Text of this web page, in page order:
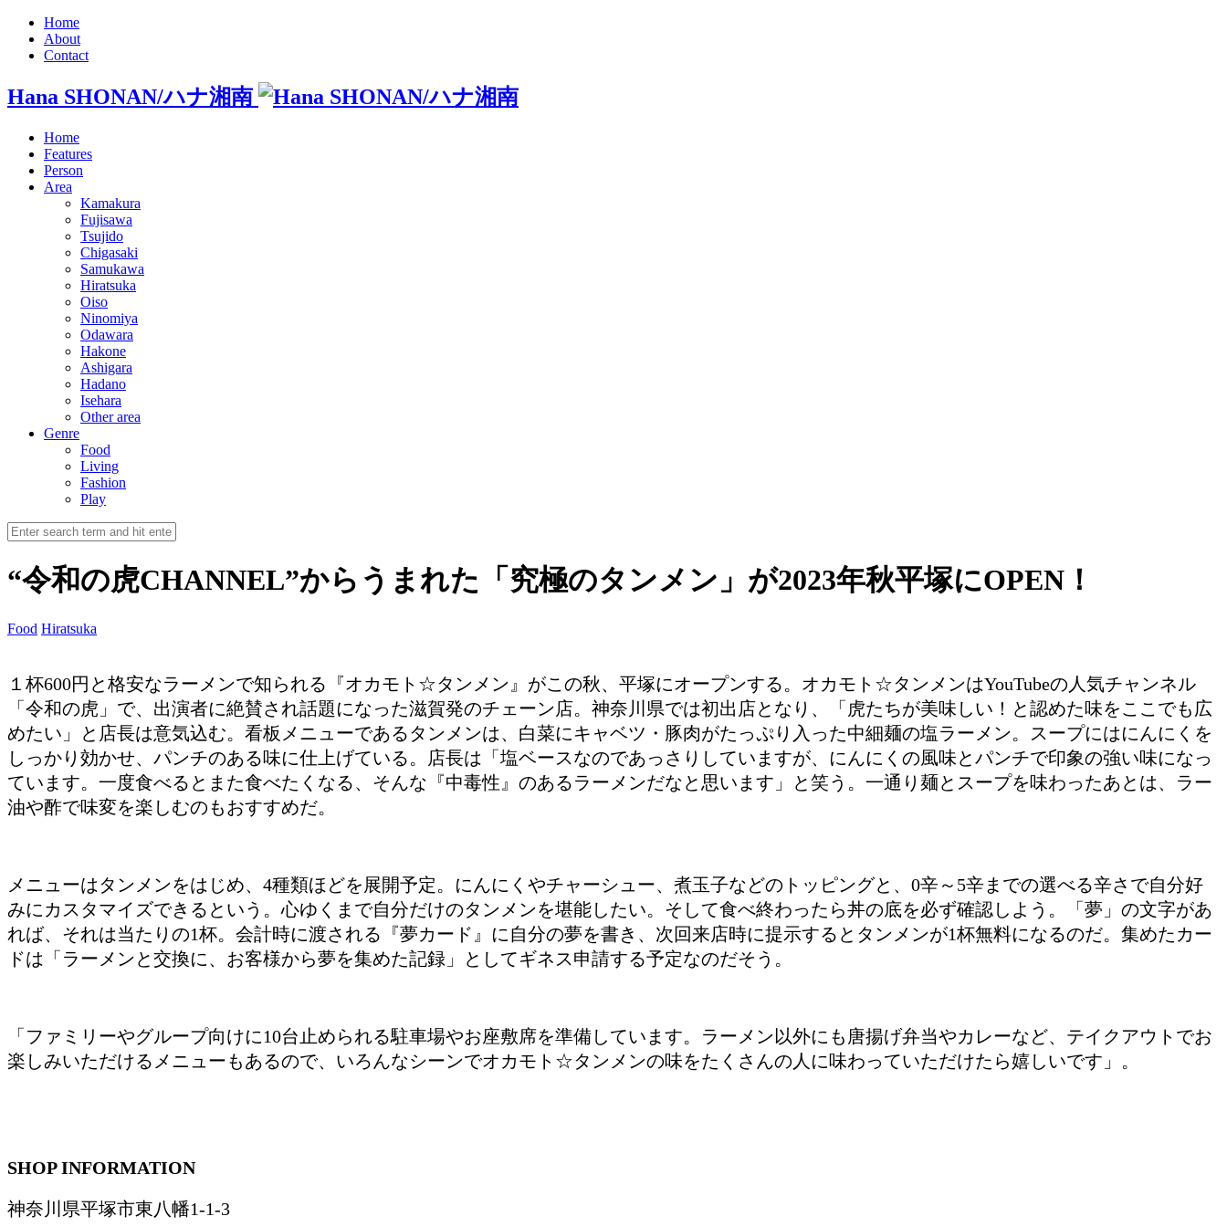
Home
About
Contact
Hana SHONAN/ハナ湘南
Home
Features
Person
Area
Kamakura
Fujisawa
Tsujido
Chigasaki
Samukawa
Hiratsuka
Oiso
Ninomiya
Odawara
Hakone
Ashigara
Hadano
Isehara
Other area
Genre
Food
Living
Fashion
Play
“令和の虎CHANNEL”からうまれた「究極のタンメン」が2023年秋平塚にOPEN！
Food Hiratsuka
１杯600円と格安なラーメンで知られる『オカモト☆タンメン』がこの秋、平塚にオープンする。オカモト☆タンメンはYouTubeの人気チャンネル
「令和の虎」で、出演者に絶賛され話題になった滋賀発のチェーン店。神奈川県では初出店となり、「虎たちが美味しい！と認めた味をここでも広
めたい」と店長は意気込む。看板メニューであるタンメンは、白菜にキャベツ・豚肉がたっぷり入った中細麺の塩ラーメン。スープにはにんにくを
しっかり効かせ、パンチのある味に仕上げている。店長は「塩ベースなのであっさりしていますが、にんにくの風味とパンチで印象の強い味になっ
ています。一度食べるとまた食べたくなる、そんな『中毒性』のあるラーメンだなと思います」と笑う。一通り麺とスープを味わったあとは、ラー
油や酢で味変を楽しむのもおすすめだ。
メニューはタンメンをはじめ、4種類ほどを展開予定。にんにくやチャーシュー、煮玉子などのトッピングと、0辛～5辛までの選べる辛さで自分好
みにカスタマイズできるという。心ゆくまで自分だけのタンメンを堪能したい。そして食べ終わったら丼の底を必ず確認しよう。「夢」の文字があ
れば、それは当たりの1杯。会計時に渡される『夢カード』に自分の夢を書き、次回来店時に提示するとタンメンが1杯無料になるのだ。集めたカー
ドは「ラーメンと交換に、お客様から夢を集めた記録」としてギネス申請する予定なのだそう。
「ファミリーやグループ向けに10台止められる駐車場やお座敷席を準備しています。ラーメン以外にも唐揚げ弁当やカレーなど、テイクアウトでお
楽しみいただけるメニューもあるので、いろんなシーンでオカモト☆タンメンの味をたくさんの人に味わっていただけたら嬉しいです」。
SHOP INFORMATION
神奈川県平塚市東八幡1-1-3